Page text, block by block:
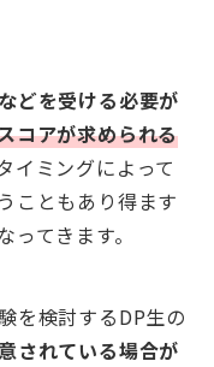
どを受ける必要が
コアが求められる
イミングによって
こともあり得ます
てきます。
を検討するDP生の
されている場合が